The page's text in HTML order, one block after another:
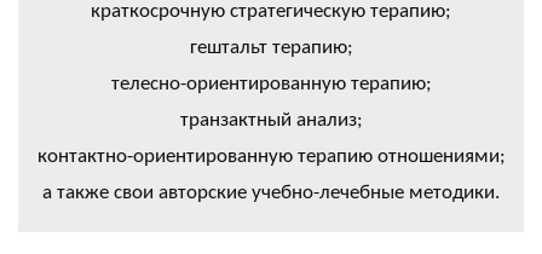
краткосрочную стратегическую терапию;
гештальт терапию;
телесно-ориентированную терапию;
транзактный анализ;
контактно-ориентированную терапию отношениями;
а также свои авторские учебно-лечебные методики.